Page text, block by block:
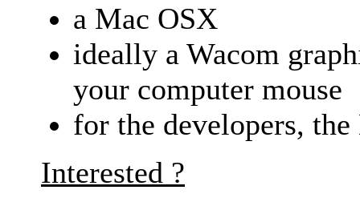
a Mac OSX
ideally a Wacom
your computer mouse
for the developers,
Interested ?